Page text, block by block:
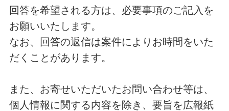
回答を希望される方は、必要事項のご記入を
お願いいたします。
なお、回答の返信は案件によりお時間をいた
だくことがあります。
また、お寄せいただいたお問い合わせ等は、
個人情報に関する内容を除き、要旨を広報紙